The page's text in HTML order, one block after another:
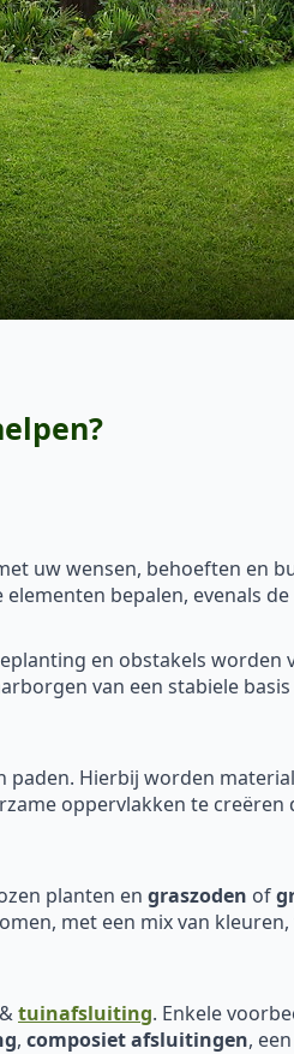
uw wensen, behoeften en
bepalen, evenals
en obstakels
van een stabiele
paden. Hierbij worden
oppervlakken te creëren
planten en graszoden of
met een mix van
&tuinafsluiting. Enkele
, composiet afsluitingen, een